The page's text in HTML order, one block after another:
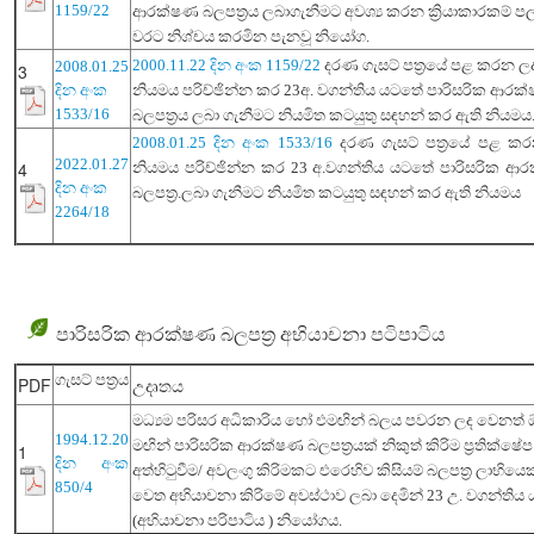
1159/22
ආරක්ෂණ බලපත්‍රය ලබාගැනීමට අවශ්‍ය කරන ක්‍රියාකාරකම්
වරට නිශ්චය කරමින පැනවූ නියෝග.
3
2008.01.25
දින අංක
1533/16
2000.11.22 දින අංක 1159/22 දරණ ගැසට් පත්‍රයේ පළ කරන
නියමය පරිච්ඡින්න කර 23අ. වගන්තිය යටතේ පාරිසරික
බලපත්‍රය ලබා ගැනීමට නියමිත කටයුතු සඳහන් කර ඇති නියමය.
4
2022.01.27
දින අංක
2264/18
2008.01.25 දින අංක 1533/16 දරණ ගැසට් පත්‍රයේ පළ
නියමය පරිච්ඡින්න කර 23 අ.වගන්තිය යටතේ පාරිසරික
බලපත්‍ර.ලබා ගැනීමට නියමිත කටයුතු සඳහන් කර ඇති නියමය
පාරිසරික ආරක්ෂණ බලපත්‍ර අභියාචනා පටිපාටිය
PDF ගැසට් පත්‍රයඋදෘතය
1
1994.12.20
දින අංක
850/4
මධ්‍යම පරිසර අධිකාරිය හෝ එමඟින් බලය පවරන ලද වෙනත්
මඟින් පාරිසරික ආරක්ෂණ බලපත්‍රයක් නිකුත් කිරිම
අත්හිටුවීම/ අවලංගු කිරිමකට එරෙහිව කිසියම් බලපත්‍ර
වෙත අභියාචනා කිරිමේ අවස්ථාව ලබා දෙමින් 23 උ.
(අභියාචනා පරිපාටිය ) නියෝගය.